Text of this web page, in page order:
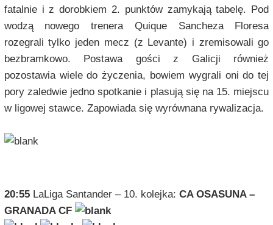
fatalnie i z dorobkiem 2. punktów zamykają tabelę. Pod
wodzą nowego trenera Quique Sancheza Floresa
rozegrali tylko jeden mecz (z Levante) i zremisowali go
bezbramkowo. Postawa gości z Galicji również
pozostawia wiele do życzenia, bowiem wygrali oni do tej
pory zaledwie jedno spotkanie i plasują się na 15. miejscu
w ligowej stawce. Zapowiada się wyrównana rywalizacja.
20:55LaLiga Santander – 10. kolejka: CA OSASUNA –
GRANADA CF